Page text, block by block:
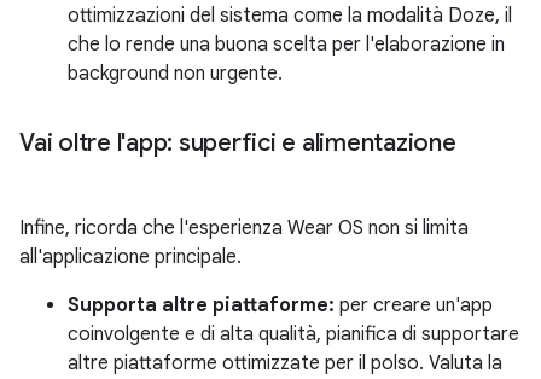
ottimizzazioni del sistema come la modalità Doze, il
che lo rende una buona scelta per l'elaborazione in
background non urgente.
Vai oltre l'app: superfici e alimentazione
Infine, ricorda che l'esperienza Wear OS non si limita
all'applicazione principale.
Supporta altre piattaforme: per creare un'app
coinvolgente e di alta qualità, pianifica di supportare
altre piattaforme ottimizzate per il polso. Valuta la